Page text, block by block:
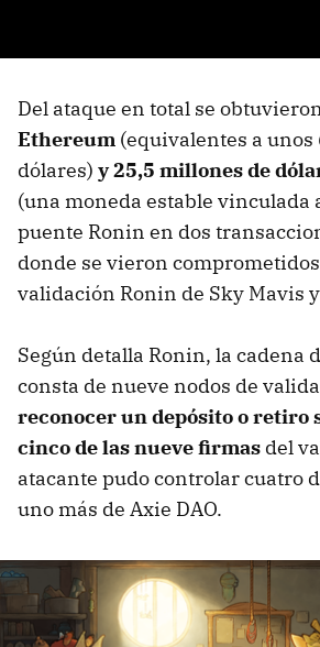
Del ataque en total se
Ethereum (equivalentes a
dólares) y 25,5 millones de
(una moneda estable vinculada
puente Ronin en dos
donde se vieron
validación Ronin de Sky Mavis y
Según detalla Ronin, la cadena
consta de nueve nodos de
reconocer un depósito o retiro
cinco de las nueve firmas del
atacante pudo controlar cuatro
uno más de Axie DAO.